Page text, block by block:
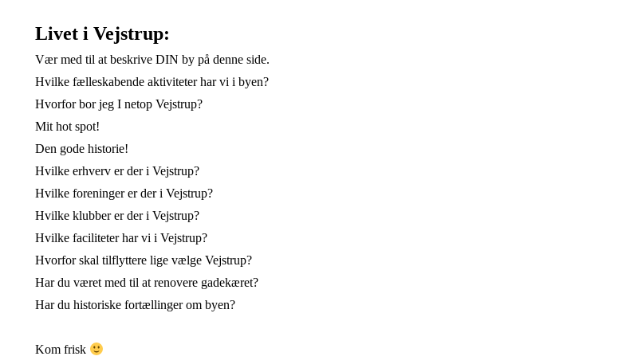
Livet i Vejstrup:
Vær med til at beskrive DIN by på denne side.
Hvilke fælleskabende aktiviteter har vi i byen?
Hvorfor bor jeg I netop Vejstrup?
Mit hot spot!
Den gode historie!
Hvilke erhverv er der i Vejstrup?
Hvilke foreninger er der i Vejstrup?
Hvilke klubber er der i Vejstrup?
Hvilke faciliteter har vi i Vejstrup?
Hvorfor skal tilflyttere lige vælge Vejstrup?
Har du været med til at renovere gadekæret?
Har du historiske fortællinger om byen?
Kom frisk